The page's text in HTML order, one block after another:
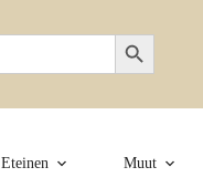
Search Button
Eteinen Muut